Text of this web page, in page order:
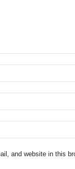
and website in this